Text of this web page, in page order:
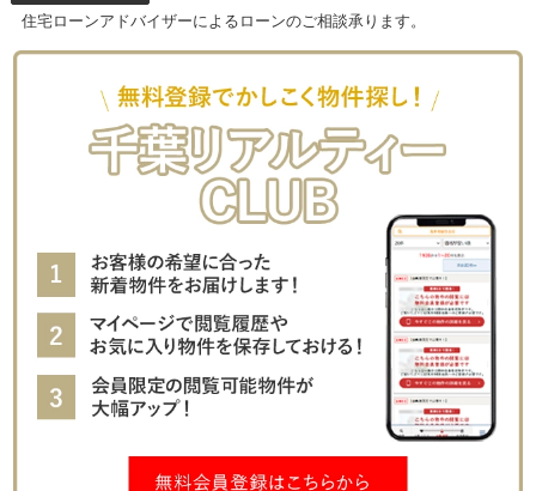
住宅ローンアドバイザーによるローンのご相談承ります。